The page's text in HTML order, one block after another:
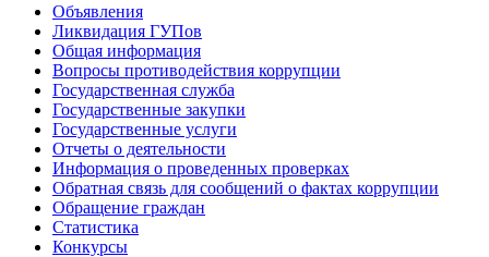
Объявления
Ликвидация ГУПов
Общая информация
Вопросы противодействия коррупции
Государственная служба
Государственные закупки
Государственные услуги
Отчеты о деятельности
Информация о проведенных проверках
Обратная связь для сообщений о фактах коррупции
Обращение граждан
Статистика
Конкурсы